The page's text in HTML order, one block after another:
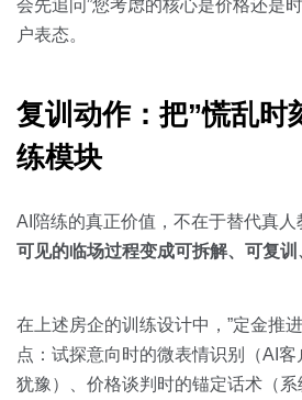
会先追问”您考虑的核心是价格还是
户表态。
复训动作：把”慌乱时
练模块
AI陪练的真正价值，不在于替代真人
可见的临场过程变成可拆解、可复
在上述房企的训练设计中，”定金推
点：试探意向时的微表情识别（AI
犹豫）、价格谈判时的锚定话术（系